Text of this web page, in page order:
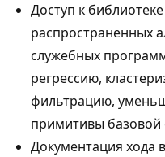
Доступ к
распространенных
служебных
регрессию,
фильтрацию,
примитивы базовой
Документация хода